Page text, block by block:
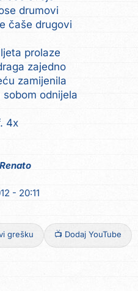
drumovi
čaše drugovi
prolaze
zajedno
zamijenila
odnijela
4x
Renato
- 20:11
grešku 📺 Dodaj YouTube